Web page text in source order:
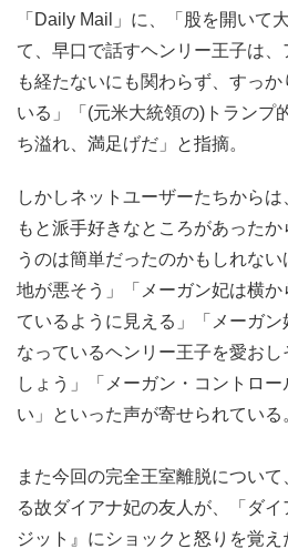
「Daily Mail」に、「股を開いて
て、早口で話すヘンリー王子は
も経たないにも関わらず、すっ
いる」「(元米大統領の)トランプ
ち溢れ、満足げだ」と指摘。
しかしネットユーザーたちから
もと派手好きなところがあった
うのは簡単だったのかもしれな
地が悪そう」「メーガン妃は横
ているように見える」「メーガ
なっているヘンリー王子を愛お
しょう」「メーガン・コントロ
い」といった声が寄せられている
また今回の完全王室離脱につい
る故ダイアナ妃の友人が、「ダ
ジット』にショックと怒りを覚